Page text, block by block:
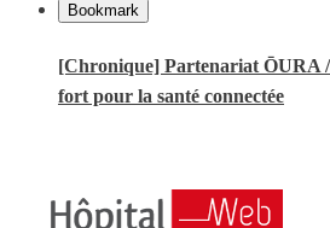
Bookmark
[Chronique] Partenariat ŌURA
fort pour la santé connectée